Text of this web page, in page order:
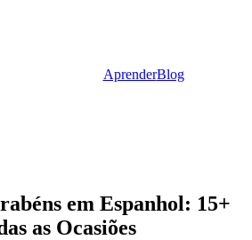
AprenderBlog
em Espanhol: 15+
as Ocasiões